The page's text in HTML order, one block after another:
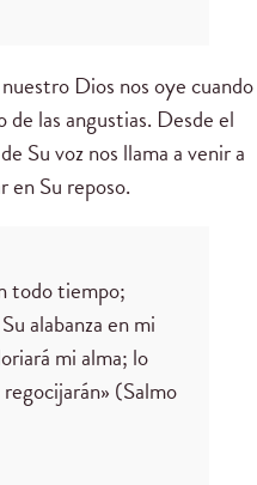
Dios nos oye cuando
las angustias. Desde el
Su voz nos llama a venir a
en Su reposo.
todo tiempo;
alabanza en mi
mi alma; lo
(Salmo